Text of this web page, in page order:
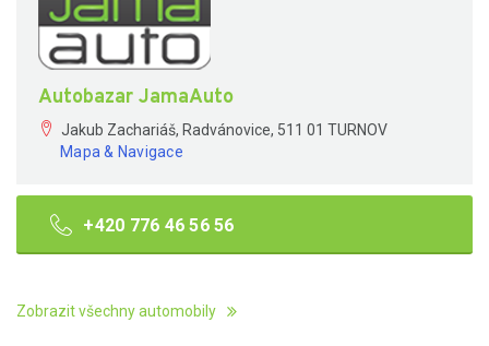
Autobazar JamaAuto
Jakub Zachariáš, Radvánovice, 511 01 TURNOV
Mapa & Navigace
+420 776 46 56 56
Zobrazit všechny automobily